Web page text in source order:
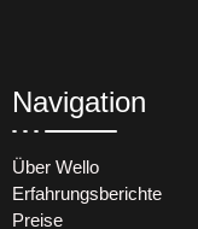
Navigation
Über Wello
Erfahrungsberichte
Preise